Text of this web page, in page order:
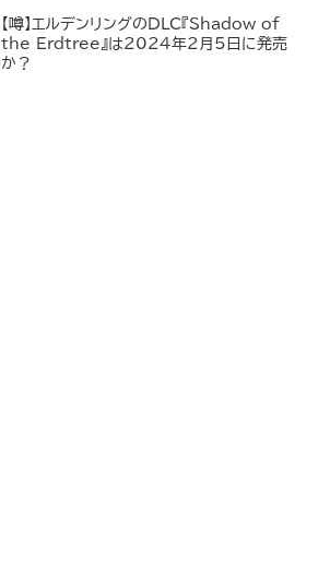
【噂】エルデンリングのDLC『Shadow of
the Erdtree』は2024年2月5日に発売
か？